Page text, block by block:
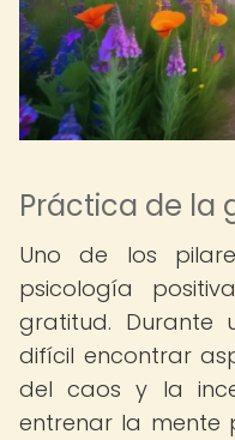
Práctica de la
Uno de los
psicología
gratitud. Durante
difícil encontrar
del caos y la
entrenar la mente